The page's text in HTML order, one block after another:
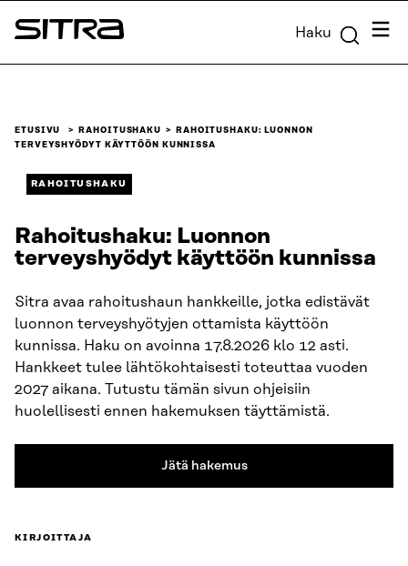
Siirry
suoraan
Sitra Haku
ETUSIVU RAHOITUSHAKU
RAHOITUSHAKU: LUONNON
TERVEYSHYÖDYT KÄYTTÖÖN KUNNISSA
RAHOITUSHAKU
Rahoitushaku: Luonnon
terveyshyödyt käyttöön kunnissa
Sitra avaa rahoitushaun hankkeille, jotka edistävät
luonnon terveyshyötyjen ottamista käyttöön
kunnissa. Haku on avoinna 17.8.2026 klo 12 asti.
Hankkeet tulee lähtökohtaisesti toteuttaa vuoden
2027 aikana. Tutustu tämän sivun ohjeisiin
huolellisesti ennen hakemuksen täyttämistä.
Jätä hakemus
KIRJOITTAJA